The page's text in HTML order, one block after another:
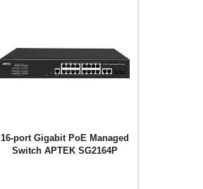
16-port Gigabit PoE Managed
Switch APTEK SG2164P